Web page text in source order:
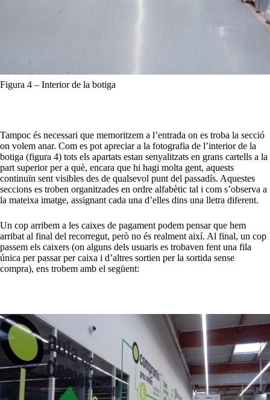
Figura 4 – Interior de la botiga
Tampoc és necessari que memoritzem a l’entrada on es troba la secció
on volem anar. Com es pot apreciar a la fotografia de l’interior de la
botiga (figura 4) tots els apartats estan senyalitzats en grans cartells a la
part superior per a què, encara que hi hagi molta gent, aquests
continuïn sent visibles des de qualsevol punt del passadís. Aquestes
seccions es troben organitzades en ordre alfabètic tal i com s’observa a
la mateixa imatge, assignant cada una d’elles dins una lletra diferent.
Un cop arribem a les caixes de pagament podem pensar que hem
arribat al final del recorregut, però no és realment així. Al final, un cop
passem els caixers (on alguns dels usuaris es trobaven fent una fila
única per passar per caixa i d’altres sortien per la sortida sense
compra), ens trobem amb el següent: